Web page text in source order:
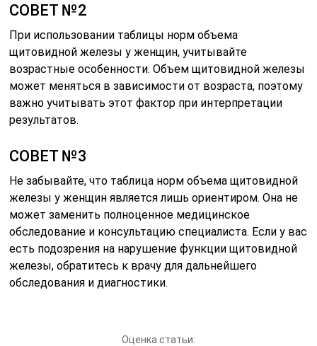
СОВЕТ №2
При использовании таблицы норм объема
щитовидной железы у женщин, учитывайте
возрастные особенности. Объем щитовидной железы
может меняться в зависимости от возраста, поэтому
важно учитывать этот фактор при интерпретации
результатов.
СОВЕТ №3
Не забывайте, что таблица норм объема щитовидной
железы у женщин является лишь ориентиром. Она не
может заменить полноценное медицинское
обследование и консультацию специалиста. Если у вас
есть подозрения на нарушение функции щитовидной
железы, обратитесь к врачу для дальнейшего
обследования и диагностики.
Оценка статьи: